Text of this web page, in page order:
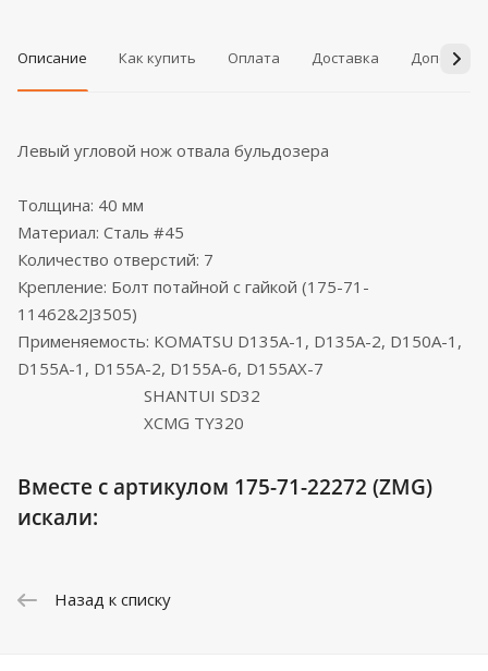
Описание Как купить Оплата Доставка
Левый угловой нож отвала бульдозера
Толщина: 40 мм
Материал: Сталь #45
Количество отверстий: 7
Крепление: Болт потайной с гайкой (175-71-
11462&2J3505)
Применяемость: KOMATSU D135A-1, D135A-2, D150A-1,
D155A-1, D155A-2, D155A-6, D155AX-7
SHANTUI SD32
XCMG TY320
Вместе с артикулом 175-71-22272 (ZMG)
искали:
Назад к списку